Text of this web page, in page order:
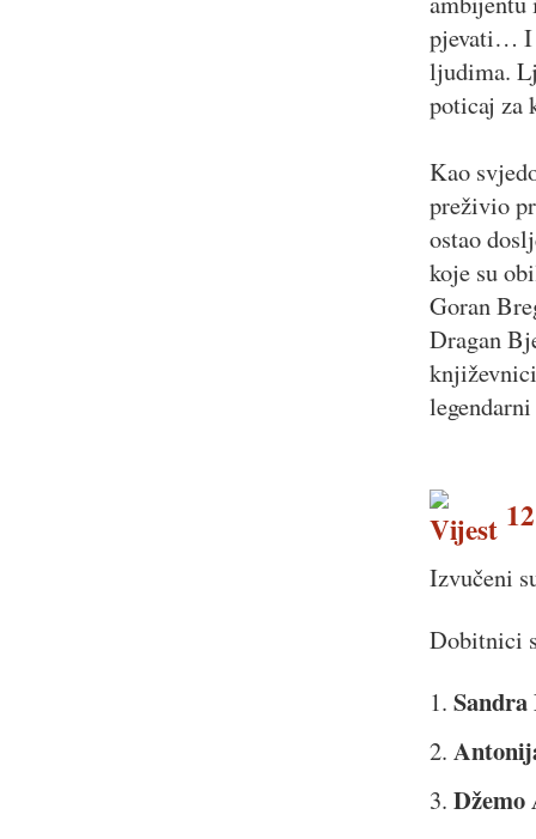
pjevati… I
ljudima.
poticaj za
Kao
preživio
ostao
koje su
Goran
Dragan
Izvučeni
Dobitnici
1.
2.
3. Džemo